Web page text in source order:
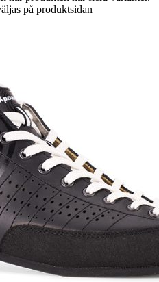
på produktsidan